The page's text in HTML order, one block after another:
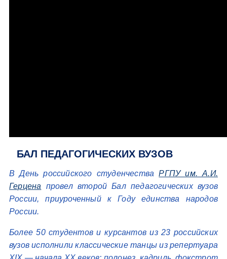
БАЛ ПЕДАГОГИЧЕСКИХ ВУЗОВ
В День российского студенчестваРГПУ им. А.И.
Герцена провел второй Бал педагогических вузов
России, приуроченный к Году единства народов
России.
Более 50 студентов и курсантов из 23 российских
вузов исполнили классические танцы из репертуара